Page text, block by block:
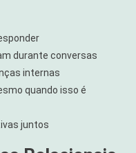
durante conversas
internas
quando isso é
juntos